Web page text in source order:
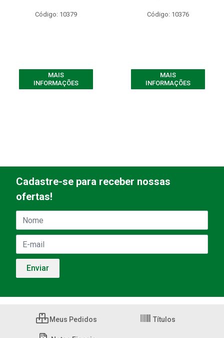
Código: 10379
MAIS
INFORMAÇÕES
Código: 10376
MAIS
INFORMAÇÕES
Cadastre-se para receber nossas
ofertas!
Meus Pedidos Títulos